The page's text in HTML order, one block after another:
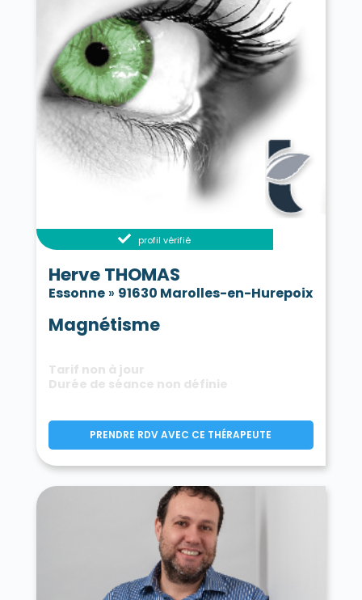
profil vérifié
Herve THOMAS
Essonne» 91630 Marolles-en-Hurepoix
Magnétisme
Tarif non à jour
Durée de séance non définie
PRENDRE RDV AVEC CE THÉRAPEUTE